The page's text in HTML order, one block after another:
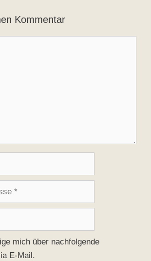
Kommentar
mich über nachfolgende
E-Mail.